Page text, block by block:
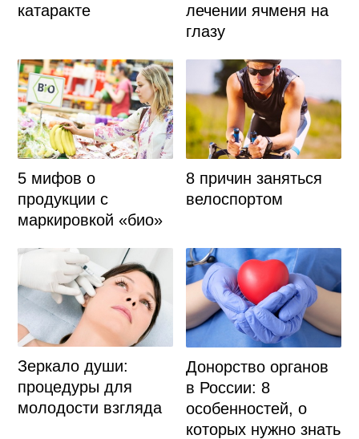
катаракте
лечении ячменя на
глазу
5 мифов о
продукции с
маркировкой «био»
8 причин заняться
велоспортом
Зеркало души:
процедуры для
молодости взгляда
Донорство органов
в России: 8
особенностей, о
которых нужно знать